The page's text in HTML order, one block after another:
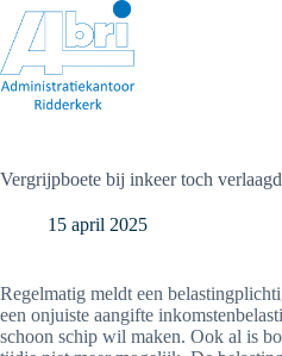
naar
de
inhoud
Vergrijpboete bij inkeer toch verlaagd
15 april 2025
Regelmatig meldt een
een onjuiste aangifte
schoon schip wil maken. Ook al is